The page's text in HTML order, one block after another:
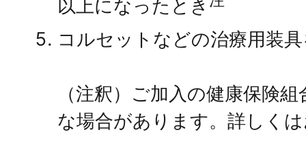
以上になったとき
コルセットなどの治療用装
（注釈）ご加入の健康保険
な場合があります。詳しく